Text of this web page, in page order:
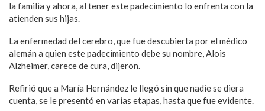
la familia y ahora, al tener este padecimiento lo enfrenta con la
atienden sus hijas.
La enfermedad del cerebro, que fue descubierta por el médico
alemán a quien este padecimiento debe su nombre, Alois
Alzheimer, carece de cura, dijeron.
Refirió que a María Hernández le llegó sin que nadie se diera
cuenta, se le presentó en varias etapas, hasta que fue evidente.